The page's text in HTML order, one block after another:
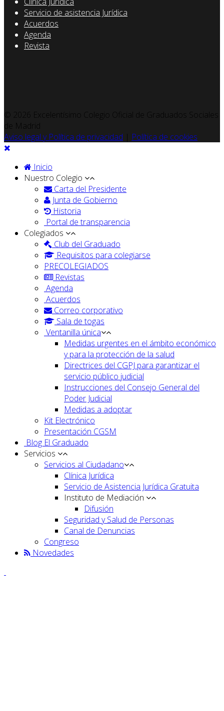
Servicio de asistencia Jurídica
Acuerdos
Agenda
Revista
© 2026 Excelentísimo Colegio Oficial de Graduados Sociales
de Madrid
Aviso legal y Política de privacidad
Política de cookies
Inicio
Nuestro Colegio
Carta del Presidente
Junta de Gobierno
Historia
Portal de transparencia
Colegiados
Club del Graduado
Requisitos para colegiarse
PRECOLEGIADOS
Revistas
Agenda
Acuerdos
Correo corporativo
Sala de togas
Ventanilla única
Medidas urgentes en el ámbito económico
y para la protección de la salud
Directrices del CGPJ para garantizar el
servicio público judicial
Instrucciones del Consejo General del
Poder Judicial
Medidas a adoptar
Kit Electrónico
Presentación CGSM
Blog El Graduado
Servicios
Servicios al Ciudadano
Clínica Jurídica
Servicio de Asistencia Jurídica Gratuita
Instituto de Mediación
Difusión
Seguridad y Salud de Personas
Canal de Denuncias
Congreso
Novedades